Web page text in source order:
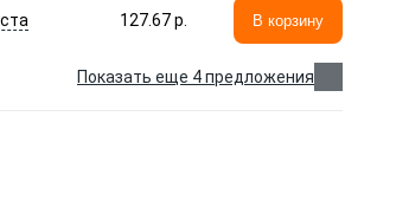
127.67 p. В корзину
Показать еще 4 предложения